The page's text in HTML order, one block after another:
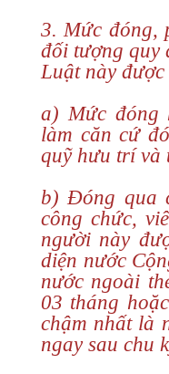
3. Mức đóng,
đối tượng quy
Luật này
a) Mức đóng
làm căn cứ
quỹ hưu trí và
b) Đóng qua
công chức,
người này
diện nước
nước ngoài
03 tháng
chậm nhất là
ngay sau chu